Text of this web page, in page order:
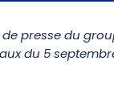
presse du
du 5